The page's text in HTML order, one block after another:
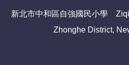
新北市中和區自強國民小學
Zhonghe District,